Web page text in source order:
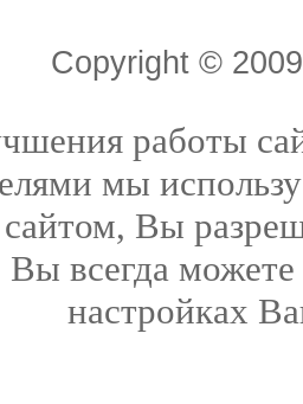
Copyright ©
работы
мы
Вы
Вы всегда
настройках